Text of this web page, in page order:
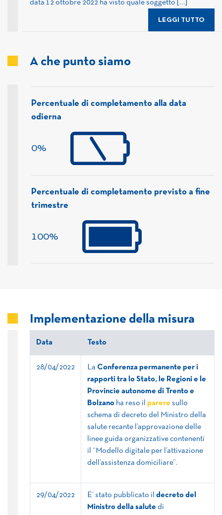
data 12 ottobre 2022 ha visto quale soggetto […]
LEGGI TUTTO
A che punto siamo
Percentuale di completamento alla data
odierna
0%
Percentuale di completamento previsto a fine
trimestre
100%
Implementazione della misura
Data Testo
28/04/2022 La Conferenza permanente per i
rapporti tra lo Stato, le Regioni e le
Provincie autonome di Trento e
Bolzano ha reso il parere sullo
schema di decreto del Ministro della
salute recante l’approvazione delle
linee guida organizzative contenenti
il “Modello digitale per l’attivazione
dell’assistenza domiciliare”.
29/04/2022 E’ stato pubblicato il decreto del
Ministro della salute di